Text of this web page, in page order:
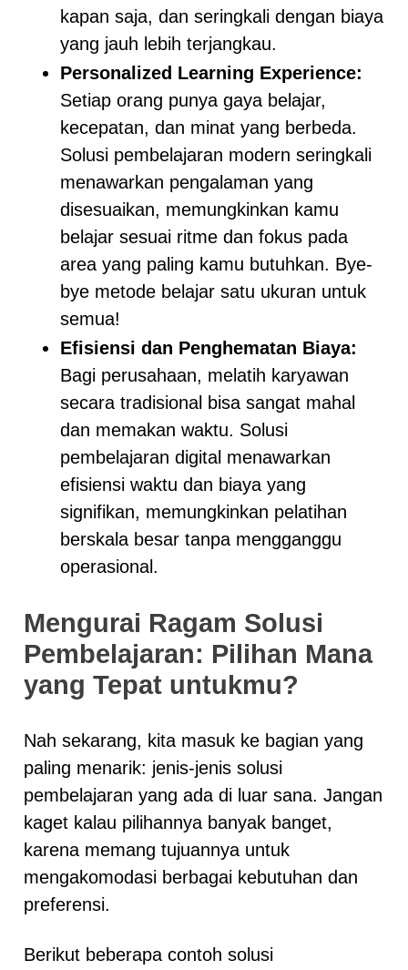
kapan saja, dan seringkali dengan biaya
yang jauh lebih terjangkau.
Personalized Learning Experience:
Setiap orang punya gaya belajar,
kecepatan, dan minat yang berbeda.
Solusi pembelajaran modern seringkali
menawarkan pengalaman yang
disesuaikan, memungkinkan kamu
belajar sesuai ritme dan fokus pada
area yang paling kamu butuhkan. Bye-
bye metode belajar satu ukuran untuk
semua!
Efisiensi dan Penghematan Biaya:
Bagi perusahaan, melatih karyawan
secara tradisional bisa sangat mahal
dan memakan waktu. Solusi
pembelajaran digital menawarkan
efisiensi waktu dan biaya yang
signifikan, memungkinkan pelatihan
berskala besar tanpa mengganggu
operasional.
Mengurai Ragam Solusi
Pembelajaran: Pilihan Mana
yang Tepat untukmu?
Nah sekarang, kita masuk ke bagian yang
paling menarik: jenis-jenis solusi
pembelajaran yang ada di luar sana. Jangan
kaget kalau pilihannya banyak banget,
karena memang tujuannya untuk
mengakomodasi berbagai kebutuhan dan
preferensi.
Berikut beberapa contoh solusi